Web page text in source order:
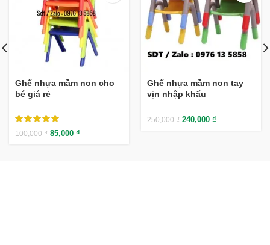
Ghế nhựa mầm non cho
bé giá rẻ
100,000₫ 85,000 ₫
Ghế nhựa mầm non tay
vịn nhập khẩu
250,000₫ 240,000 ₫